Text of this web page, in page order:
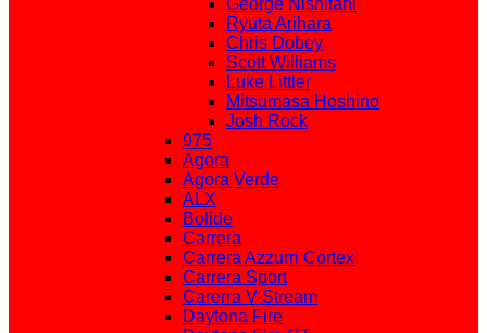
George Nishitani
Ryuta Arihara
Chris Dobey
Scott Williams
Luke Littler
Mitsumasa Hoshino
Josh Rock
975
Agora
Agora Verde
ALX
Bolide
Carrera
Carrera Azzurri Cortex
Carrera Sport
Carerra V-Stream
Daytona Fire